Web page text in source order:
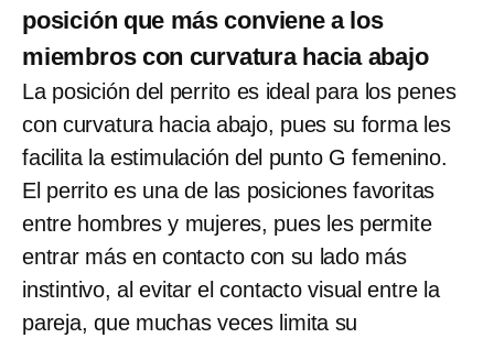
posición que más conviene a los
miembros con curvatura hacia abajo
La posición del perrito es ideal para los penes
con curvatura hacia abajo, pues su forma les
facilita la estimulación del punto G femenino.
El perrito es una de las posiciones favoritas
entre hombres y mujeres, pues les permite
entrar más en contacto con su lado más
instintivo, al evitar el contacto visual entre la
pareja, que muchas veces limita su